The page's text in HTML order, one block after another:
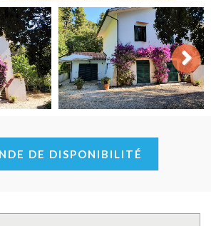
Next
DE DISPONIBILITÉ